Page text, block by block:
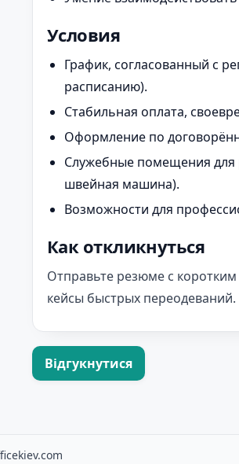
Условия
График, согласованный с
расписанию).
Стабильная оплата,
Оформление по
Служебные помещения для
швейная машина).
Возможности для
Как откликнуться
Отправьте резюме с
кейсы быстрых
Відгукнутися